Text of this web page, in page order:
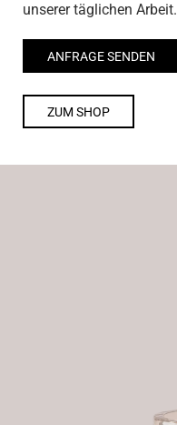
unserer täglichen Arbeit.
ANFRAGE SENDEN
ZUM SHOP